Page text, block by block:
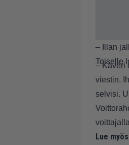
– Illan
Toiselle
– Kaveri
viestin.
selvisi.
Lue